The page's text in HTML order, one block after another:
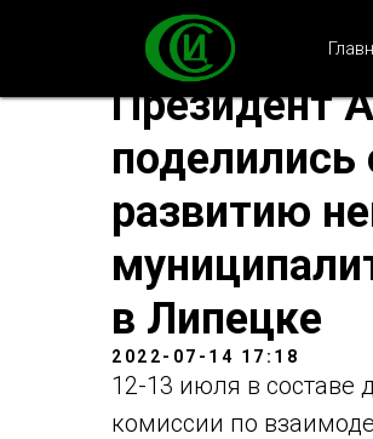
Президент
поделились
развитию
в Липецке
2022-07-14 17:18
12-13 июля в составе
комиссии по